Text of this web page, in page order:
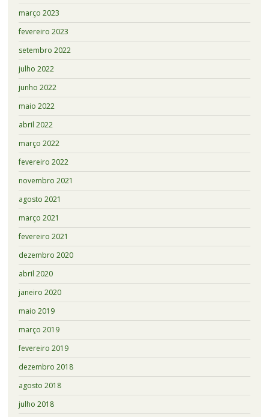
março 2023
fevereiro 2023
setembro 2022
julho 2022
junho 2022
maio 2022
abril 2022
março 2022
fevereiro 2022
novembro 2021
agosto 2021
março 2021
fevereiro 2021
dezembro 2020
abril 2020
janeiro 2020
maio 2019
março 2019
fevereiro 2019
dezembro 2018
agosto 2018
julho 2018